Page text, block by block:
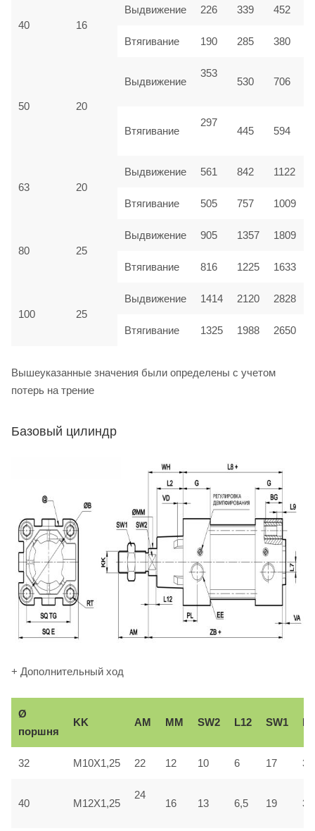
40 16
Выдвижение 226 339 452
Втягивание 190 285 380
50 20
Выдвижение
353
530 706
Втягивание
297
445 594
63 20
Выдвижение 561 842 1122
Втягивание 505 757 1009
80 25
Выдвижение 905 1357 1809
Втягивание 816 1225 1633
100 25
Выдвижение 1414 2120 2828
Втягивание 1325 1988 2650
Вышеуказанные значения были определены с учетом
потерь на трение
Базовый цилиндр
+ Дополнительный ход
Ø
поршня
KK AM ММ SW2 L12 SW1
32 M10X1,25 22 12 10 6 17 30
40 M12X1,25
24
16 13 6,5 19 35